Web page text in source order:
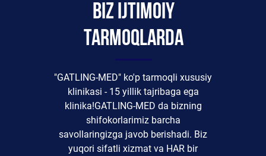
Biz ijtimoiy
tarmoqlarda
"GATLING-MED" ko'p tarmoqli xususiy
klinikasi - 15 yillik tajribaga ega
klinika!GATLING-MED da bizning
shifokorlarimiz barcha
savollaringizga javob berishadi. Biz
yuqori sifatli xizmat va HAR bir